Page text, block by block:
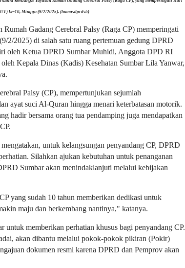
ke-10, Minggu (9/2/2025). (humasdprdsb)
Rumah Gadang Cerebral Palsy (Raga CP) memperingati
2025) di salah satu ruang pertemuan gedung DPRD
oleh Ketua DPRD Sumbar Muhidi, Anggota DPD RI
Kepala Dinas (Kadis) Kesehatan Sumbar Lila Yanwar,
Palsy (CP), mempertunjukan sejumlah
ayat suci Al-Quran hingga menari keterbatasan motorik.
hadir bersama orang tua pendamping juga mendapatkan
untuk kelangsungan penyandang CP, DPRD
Silahkan ajukan kebutuhan untuk penanganan
Sumbar akan menindaklanjuti melalui kebijakan
yang sudah 10 tahun memberikan dedikasi untuk
maju dan berkembang nantinya," katanya.
untuk memberikan perhatian khusus bagi penyandang CP.
akan dibantu melalui pokok-pokok pikiran (Pokir)
dokumen resmi karena DPRD dan Pemprov akan